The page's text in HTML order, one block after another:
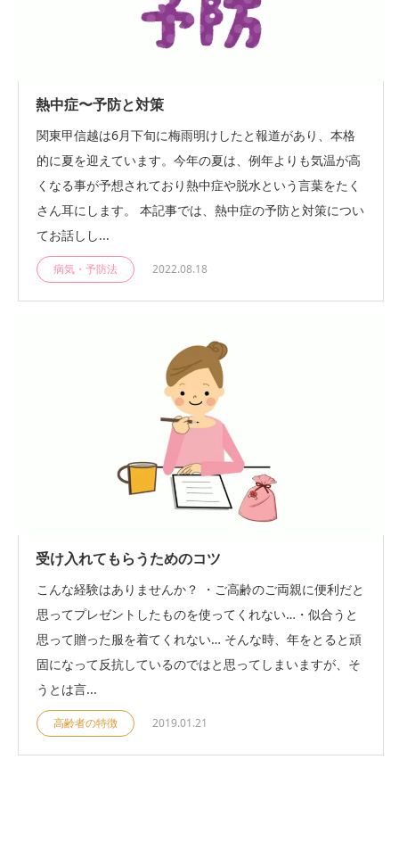
熱中症〜予防と対策
関東甲信越は6月下旬に梅雨明けしたと報道があり、本格
的に夏を迎えています。今年の夏は、例年よりも気温が高
くなる事が予想されており熱中症や脱水という言葉をたく
さん耳にします。 本記事では、熱中症の予防と対策につい
てお話しし...
病気・予防法 2022.08.18
受け入れてもらうためのコツ
こんな経験はありませんか？ ・ご高齢のご両親に便利だと
思ってプレゼントしたものを使ってくれない…・似合うと
思って贈った服を着てくれない… そんな時、年をとると頑
固になって反抗しているのではと思ってしまいますが、そ
うとは言...
高齢者の特徴 2019.01.21